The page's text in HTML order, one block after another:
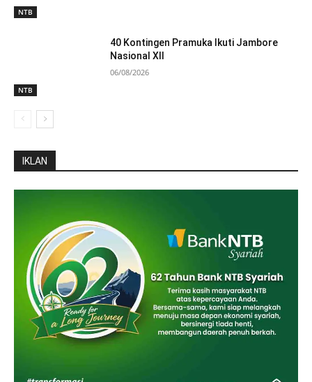
NTB
NTB
40 Kontingen Pramuka Ikuti Jambore
Nasional XII
06/08/2026
IKLAN